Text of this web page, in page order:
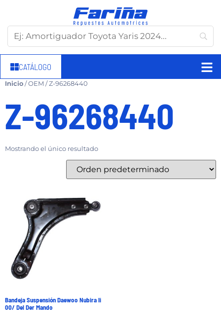
CATÁLOGO
Inicio/ OEM / Z-96268440
Z-96268440
Mostrando el único resultado
Bandeja Suspensión Daewoo Nubira Ii
00/ Del Der Mando